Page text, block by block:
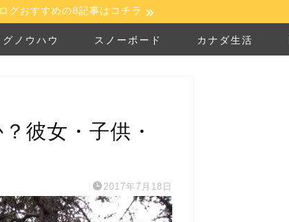
グおすすめの8記事はコチラ
グノウハウ スノーボード カナダ生活
彼女・子供・
2017年7月18日